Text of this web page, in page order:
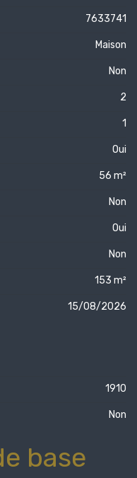
7633741
Maison
Non
2
1
Oui
56 m²
Non
Oui
Non
153 m²
15/08/2026
1910
Non
base